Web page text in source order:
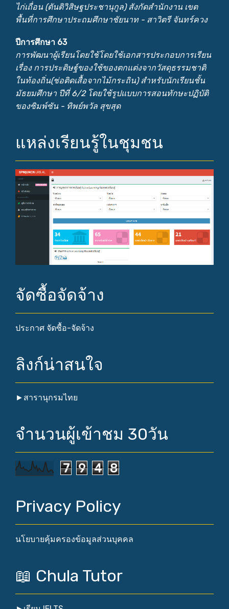
ไก่เถื่อน (ตันติวิสิษฐประชานุกูล) สังกัดสำนักงาน เขต
พื้นที่การศึกษาประถมศึกษาชัยนาท - สาวิตรี จันทร์ควง
ปีการศึกษา 63
การพัฒนาผู้เรียนโดยใช้โดยใช้เอกสารประกอบการเรียน
เรื่อง การประดิษฐ์ของใช้ของตกแต่งจากวัสดุธรรมชาติ
ในท้องถิ่น(ช่อติดเสื้อจากไม้กระถิน) สำหรับนักเรียนชั้น
มัธยมศึกษา ปีที่ 6/2 โดยใช้รูปแบบการสอนทักษะปฏิบัติ
ของซิมพ์ซัน - ทิพย์พวัล สุขสุด
แหล่งเรียนรู้ในชุมชน
จัดซื้อจัดจ้าง
ประกาศ จัดซื้อ-จัดจ้าง
ลิงก์น่าสนใจ
► สารานุกรมไทย
จำนวนผู้เข้าชม 30วัน
7 9 4 8
Privacy Policy
นโยบายคุ้มครองข้อมูลส่วนบุคคล
📖 Chula Tutor